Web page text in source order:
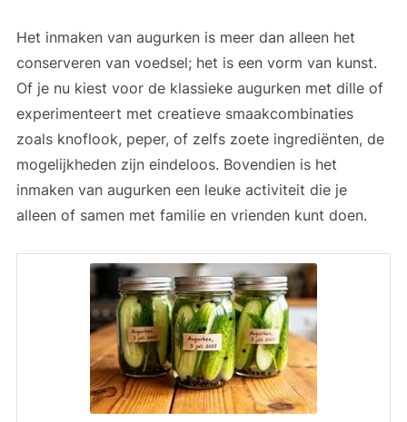
Het inmaken van augurken is meer dan alleen het
conserveren van voedsel; het is een vorm van kunst.
Of je nu kiest voor de klassieke augurken met dille of
experimenteert met creatieve smaakcombinaties
zoals knoflook, peper, of zelfs zoete ingrediënten, de
mogelijkheden zijn eindeloos. Bovendien is het
inmaken van augurken een leuke activiteit die je
alleen of samen met familie en vrienden kunt doen.